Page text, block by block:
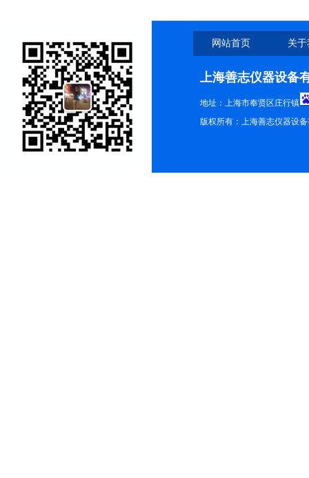
网站首页 关
上海善志仪器设备
地址：上海市奉贤区庄行镇
版权所有：上海善志仪器设